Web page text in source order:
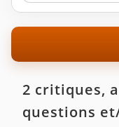
2 critiques,
questions